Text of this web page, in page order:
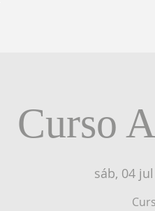
Curso
sáb, 04 jul